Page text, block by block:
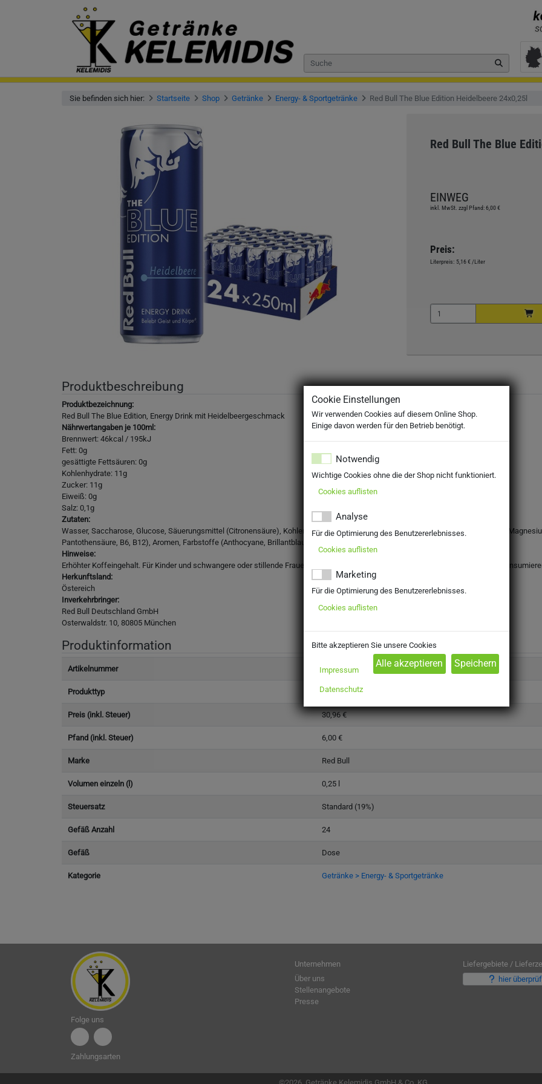
Sie befinden sich hier: Startseite Shop Getränke Energy- & Sportgetränke Red Bull The Blue Edition Heidelbeere 24x0,25l
Red Bull The Blue
EINWEG
inkl. MwSt. zzgl Pfand: 6,00 €
Preis:
Literpreis: 5,16 € /Liter
Produktbeschreibung
Produktbezeichnung:
Red Bull The Blue Edition, Energy Drink mit Heidelbeergeschmack
Nährwertangaben je 100ml:
Brennwert: 46kcal / 195kJ
Fett: 0g
gesättigte Fettsäuren: 0g
Kohlenhydrate: 11g
Zucker: 11g
Eiweiß: 0g
Salz: 0,1g
Zutaten:
Wasser, Saccharose, Glucose, Säuerungsmittel (Citronensäure), Kohlensäure, Taurin (0,4 %), Säureregulatoren (Natriumcarbonate,
Pantothensäure, B6, B12), Aromen, Farbstoffe (Anthocyane, Brillantblau FCF).
Hinweise:
Erhöhter Koffeingehalt. Für Kinder und schwangere oder stillende Frauen nicht empfohlen (32 mg/100 ml). In moderaten Mengen
Herkunftsland:
Östereich
Inverkehrbringer:
Red Bull Deutschland GmbH
Osterwaldstr. 10, 80805 München
Produktinformation
Artikelnummer 3520340
Produkttyp Getränke
Preis (inkl. Steuer) 30,96 €
Pfand (inkl. Steuer) 6,00 €
Marke Red Bull
Volumen einzeln (l) 0,25 l
Steuersatz Standard (19%)
Gefäß Anzahl 24
Gefäß Dose
Kategorie Getränke > Energy- & Sportgetränke
Folge uns
Zahlungsarten
Unternehmen
Über uns
Stellenangebote
Presse
Liefergebiete /
hier
Cookie Einstellungen
Wir verwenden Cookies auf diesem Online Shop.
Einige davon werden für den Betrieb benötigt.
Notwendig
Wichtige Cookies ohne die der Shop nicht funktioniert.
Cookies auflisten
Analyse
Für die Optimierung des Benutzererlebnisses.
Cookies auflisten
Marketing
Für die Optimierung des Benutzererlebnisses.
Cookies auflisten
Bitte akzeptieren Sie unsere Cookies
Impressum
Datenschutz